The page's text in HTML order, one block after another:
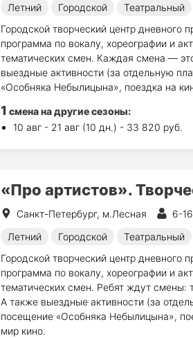
Летний
Городской Театральный
Городской творческий центр
программа по вокалу, хореографии и
тематических смен. Каждая смена —
выездные активности (за отдельную
«Особняка Небылицына», поездка на
1 смена на другие сезоны:
10 авг - 21 авг (10 дн.) - 33 820 руб.
«Про артистов».
Санкт-Петербург, м.Лесная
6-
Летний
Городской Театральный
Городской творческий центр дневного
программа по вокалу, хореографии и
тематических смен. Ребят ждут смены:
А также выездные активности (за
посещение «Особняка Небылицына»,
мир кино.